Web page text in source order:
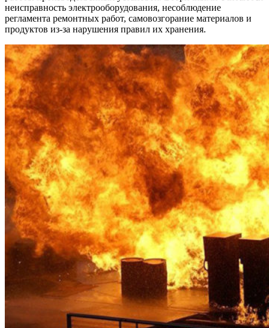
неисправность электрооборудования, несоблюдение
регламента ремонтных работ, самовозгорание материалов и
продуктов из-за нарушения правил их хранения.